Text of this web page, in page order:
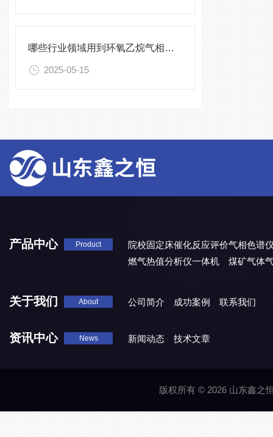
哪些行业领域用到环氧乙烷气相色谱仪
2025-05-15
产品中心 Product
院校固定床催化反应评价气相色谱
燃气热值分析仪一体机
煤矿气体
关于我们 About 公司简介 成功案例 联系我们
资讯中心 News 新闻动态 技术文章
版权所有 © 2026 山东鑫之